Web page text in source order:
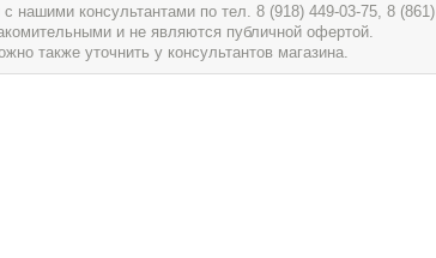
нашими консультантами по тел. 8 (918) 449-03-75, 8 (861)
и не являются публичной офертой.
также уточнить у консультантов магазина.